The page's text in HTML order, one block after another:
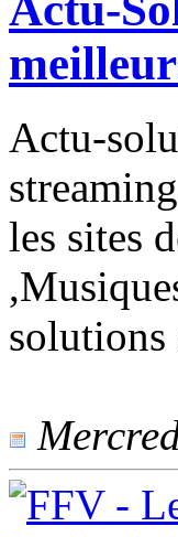
Actu-
les sites
solutions